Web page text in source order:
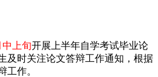
中上旬开展上半年自学考试毕业论
及时关注论文答辩工作通知，根据
工作。